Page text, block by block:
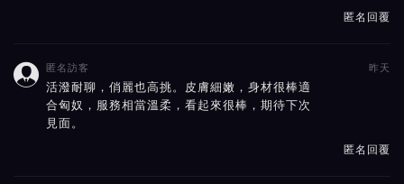
匿名回覆
 匿名訪客 昨天
活潑耐聊，俏麗也高挑。皮膚細嫩，身材很棒適
合匈奴，服務相當溫柔，看起來很棒，期待下次
見面。
匿名回覆